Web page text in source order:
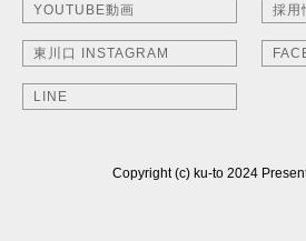
YOUTUBE動画 採用
東川口 INSTAGRAM
LINE
Copyright (c) ku-to 2024